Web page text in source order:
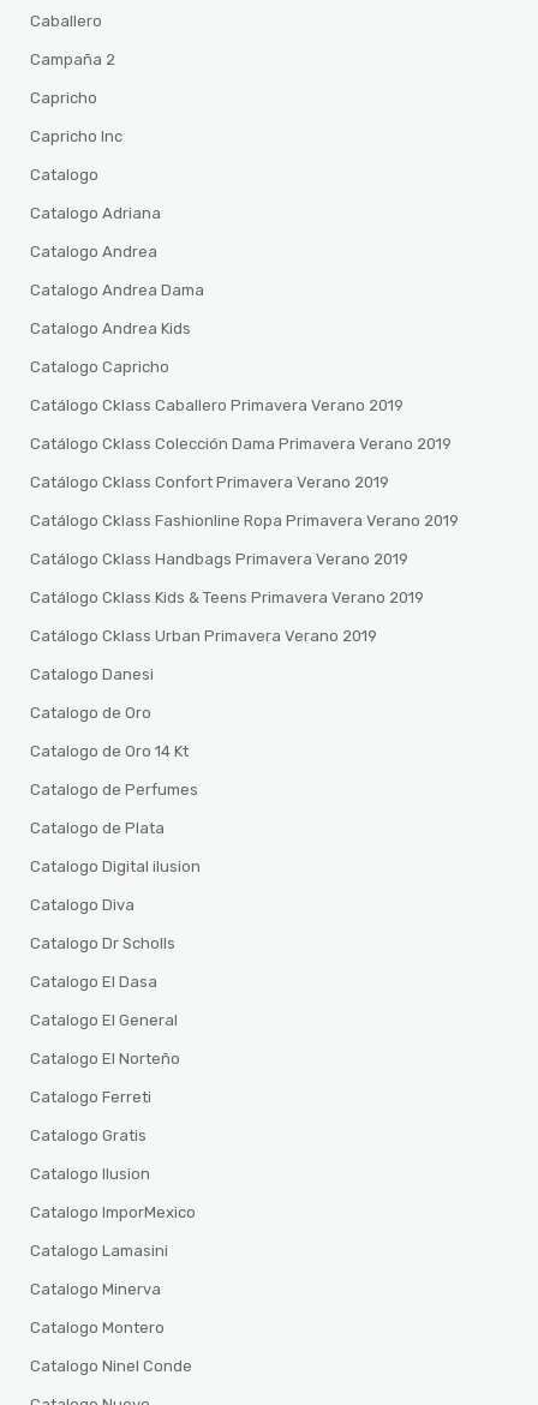
Caballero
Campaña 2
Capricho
Capricho Inc
Catalogo
Catalogo Adriana
Catalogo Andrea
Catalogo Andrea Dama
Catalogo Andrea Kids
Catalogo Capricho
Catálogo Cklass Caballero Primavera Verano 2019
Catálogo Cklass Colección Dama Primavera Verano 2019
Catálogo Cklass Confort Primavera Verano 2019
Catálogo Cklass Fashionline Ropa Primavera Verano 2019
Catálogo Cklass Handbags Primavera Verano 2019
Catálogo Cklass Kids & Teens Primavera Verano 2019
Catálogo Cklass Urban Primavera Verano 2019
Catalogo Danesi
Catalogo de Oro
Catalogo de Oro 14 Kt
Catalogo de Perfumes
Catalogo de Plata
Catalogo Digital ilusion
Catalogo Diva
Catalogo Dr Scholls
Catalogo El Dasa
Catalogo El General
Catalogo El Norteño
Catalogo Ferreti
Catalogo Gratis
Catalogo Ilusion
Catalogo ImporMexico
Catalogo Lamasini
Catalogo Minerva
Catalogo Montero
Catalogo Ninel Conde